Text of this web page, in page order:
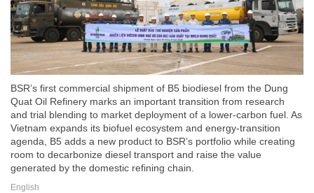
BSR’s first commercial shipment of B5 biodiesel from the Dung
Quat Oil Refinery marks an important transition from research
and trial blending to market deployment of a lower-carbon fuel. As
Vietnam expands its biofuel ecosystem and energy-transition
agenda, B5 adds a new product to BSR’s portfolio while creating
room to decarbonize diesel transport and raise the value
generated by the domestic refining chain.
English